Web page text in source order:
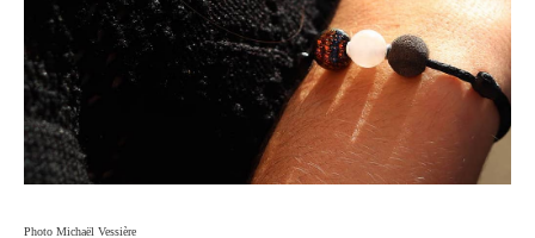
Photo Michaël Vessière